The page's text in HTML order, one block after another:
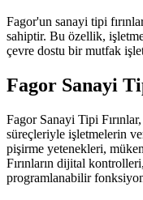
Fagor'un sanayi tipi
sahiptir. Bu özellik,
çevre dostu bir mutfak
Fagor Sanayi
Fagor Sanayi Tipi
süreçleriyle işletmelerin
pişirme yetenekleri,
Fırınların dijital
programlanabilir